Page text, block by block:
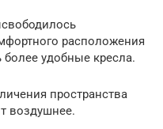
расположения
более удобные кресла.
пространства
воздушнее.